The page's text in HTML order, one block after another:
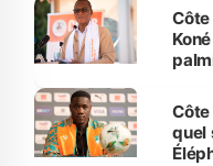
Côte
quel